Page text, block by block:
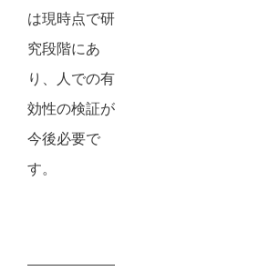
は現時点で研
究段階にあ
り、人での有
効性の検証が
今後必要で
す。